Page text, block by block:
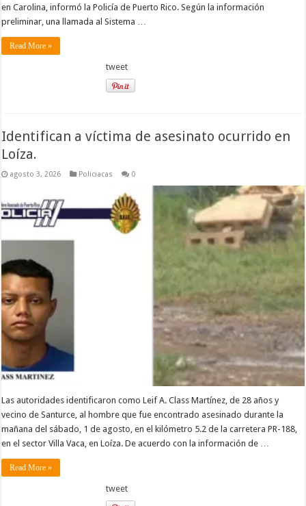
en Carolina, informó la Policía de Puerto Rico. Según la información
preliminar, una llamada al Sistema …
Read More »
tweet
Identifican a víctima de asesinato ocurrido en
Loíza.
agosto 3, 2026 Policiacas 0
Las autoridades identificaron como Leif A. Class Martínez, de 28 años y
vecino de Santurce, al hombre que fue encontrado asesinado durante la
mañana del sábado, 1 de agosto, en el kilómetro 5.2 de la carretera PR-188,
en el sector Villa Vaca, en Loíza. De acuerdo con la información de …
Read More »
tweet